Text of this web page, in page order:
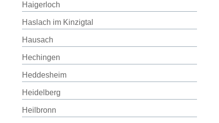
Haigerloch
Haslach im Kinzigtal
Hausach
Hechingen
Heddesheim
Heidelberg
Heilbronn